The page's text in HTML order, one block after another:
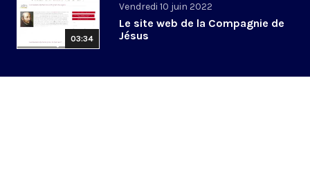
03:34
Vendredi 10 juin 2022
Le site web de la Compagnie de
Jésus